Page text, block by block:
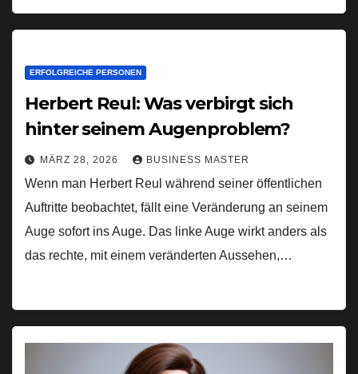
ERFOLGREICHE PERSONEN
Herbert Reul: Was verbirgt sich
hinter seinem Augenproblem?
MÄRZ 28, 2026 BUSINESS MASTER
Wenn man Herbert Reul während seiner öffentlichen
Auftritte beobachtet, fällt eine Veränderung an seinem
Auge sofort ins Auge. Das linke Auge wirkt anders als
das rechte, mit einem veränderten Aussehen,…